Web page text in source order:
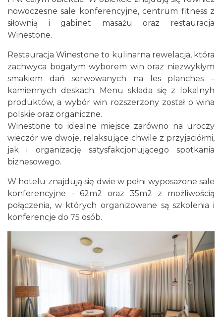
nowoczesne sale konferencyjne, centrum fitness z
siłownią i gabinet masażu oraz restauracja
Winestone.
Restauracja Winestone to kulinarna rewelacja, która
zachwyca bogatym wyborem win oraz niezwykłym
smakiem dań serwowanych na les planches –
kamiennych deskach. Menu składa się z lokalnyh
produktów, a wybór win rozszerzony został o wina
polskie oraz organiczne.
Winestone to idealne miejsce zarówno na uroczy
wieczór we dwoje, relaksujące chwile z przyjaciółmi,
jak i organizację satysfakcjonującego spotkania
biznesowego.
W hotelu znajdują się dwie w pełni wyposażone sale
konferencyjne - 62m2 oraz 35m2 z możliwością
połączenia, w których organizowane są szkolenia i
konferencje do 75 osób.